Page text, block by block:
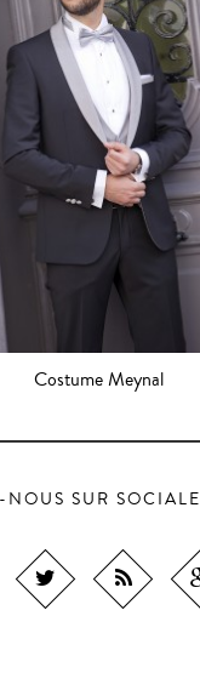
Costume Meynal
NOUS SUR SOCIALE